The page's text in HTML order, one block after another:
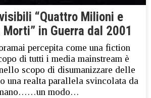
“Quattro Milioni e
in Guerra dal 2001
percepita come una fiction
di tutti i media mainstream è
scopo di disumanizzare delle
una realta parallela svincolata da
modo…